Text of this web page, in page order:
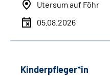
Utersum auf Föhr
05.08.2026
Kinderpfleger*in